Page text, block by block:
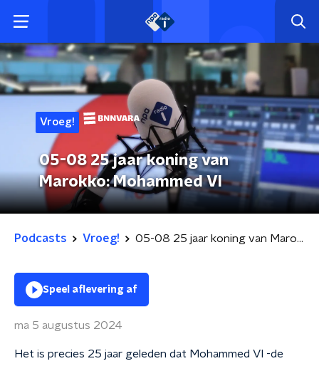
Vroeg!
05-08 25 jaar koning van
Marokko: Mohammed VI
Podcasts Vroeg! 05-08 25 jaar koning van Marokko: Mohammed VI
Speel aflevering af
ma 5 augustus 2024
Het is precies 25 jaar geleden dat Mohammed VI -de